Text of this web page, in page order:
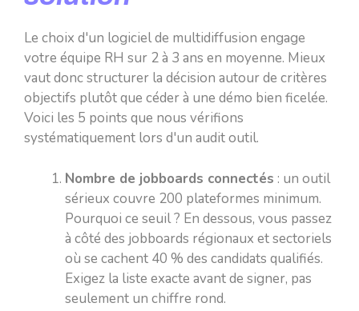
Le choix d'un logiciel de multidiffusion engage
votre équipe RH sur 2 à 3 ans en moyenne. Mieux
vaut donc structurer la décision autour de critères
objectifs plutôt que céder à une démo bien ficelée.
Voici les 5 points que nous vérifions
systématiquement lors d'un audit outil.
Nombre de jobboards connectés : un outil
sérieux couvre 200 plateformes minimum.
Pourquoi ce seuil ? En dessous, vous passez
à côté des jobboards régionaux et sectoriels
où se cachent 40 % des candidats qualifiés.
Exigez la liste exacte avant de signer, pas
seulement un chiffre rond.